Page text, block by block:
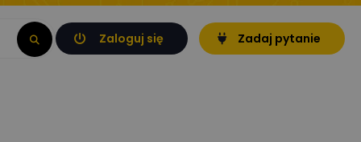
Zaloguj się Zadaj pytanie